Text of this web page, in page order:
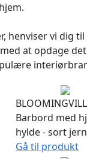
henviser vi dig
at opdage
Barbord med
hylde - sort jern
Gå til produkt